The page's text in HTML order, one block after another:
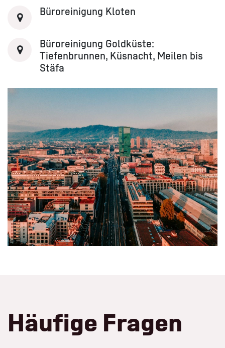
Büroreinigung Kloten
Büroreinigung Goldküste:
Tiefenbrunnen, Küsnacht, Meilen bis
Stäfa
Häufige Fragen